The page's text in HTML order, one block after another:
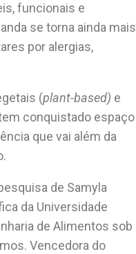
funcionais e
se torna ainda mais
por alergias,
(plant-based) e
conquistado espaço
que vai além da
de Samyla
da Universidade
de Alimentos sob
Vencedora do